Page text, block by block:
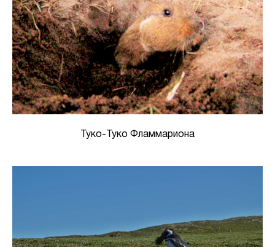
Туко-Туко Фламмариона